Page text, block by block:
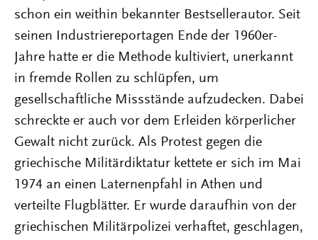
schon ein weithin bekannter Bestsellerautor. Seit
seinen Industriereportagen Ende der 1960er-
Jahre hatte er die Methode kultiviert, unerkannt
in fremde Rollen zu schlüpfen, um
gesellschaftliche Missstände aufzudecken. Dabei
schreckte er auch vor dem Erleiden körperlicher
Gewalt nicht zurück. Als Protest gegen die
griechische Militärdiktatur kettete er sich im Mai
1974 an einen Laternenpfahl in Athen und
verteilte Flugblätter. Er wurde daraufhin von der
griechischen Militärpolizei verhaftet, geschlagen,